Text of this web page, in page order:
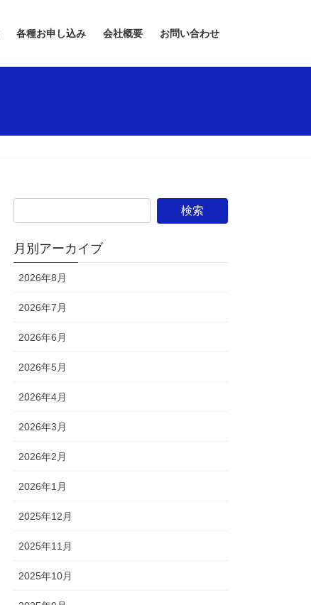
各種お申し込み 会社概要 お問い合わせ
月別アーカイブ
2026年8月
2026年7月
2026年6月
2026年5月
2026年4月
2026年3月
2026年2月
2026年1月
2025年12月
2025年11月
2025年10月